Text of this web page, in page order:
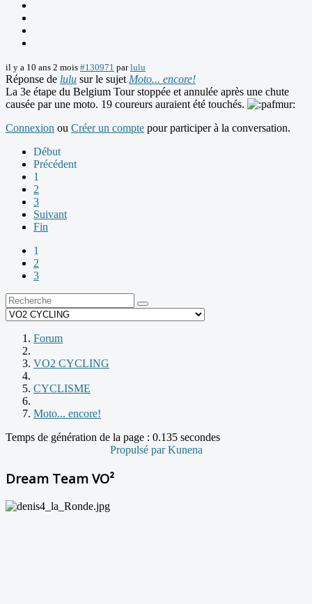
il y a 10 ans 2 mois #130971 parlulu
Réponse de lulu sur le sujet Moto... encore!
La 3e étape du Belgium Tour stoppée et annulée après une chute
causée par une moto. 19 coureurs auraient été touchés.
Connexion ou Créer un compte pour participer à la conversation.
Début
Précédent
1
2
3
Suivant
Fin
1
2
3
Forum
VO2 CYCLING
CYCLISME
Moto... encore!
Temps de génération de la page : 0.135 secondes
Propulsé parKunena
Dream Team VO²